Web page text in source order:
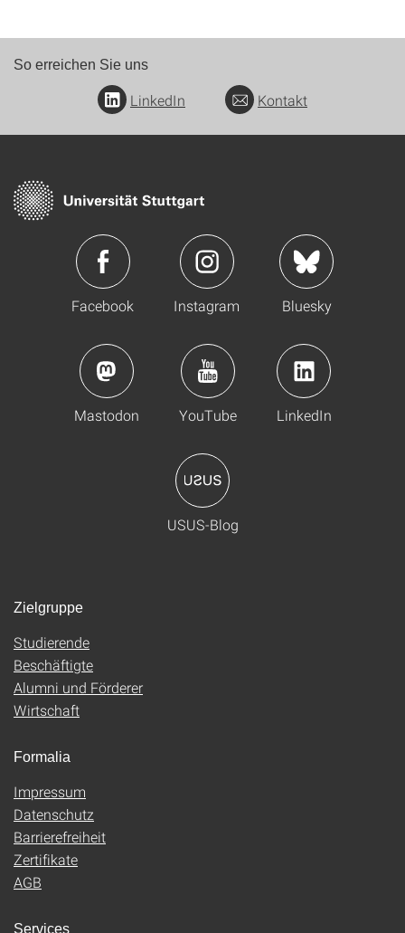
So erreichen Sie uns
LinkedIn Kontakt
Facebook Instagram Bluesky
Mastodon YouTube LinkedIn
USUS-Blog
Zielgruppe
Studierende
Beschäftigte
Alumni und Förderer
Wirtschaft
Formalia
Impressum
Datenschutz
Barrierefreiheit
Zertifikate
AGB
Services